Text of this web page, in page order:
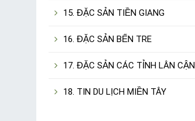
15. ĐẶC SẢN TIỀN GIANG
16. ĐẶC SẢN BẾN TRE
17. ĐẶC SẢN CÁC TỈNH LÂN CẬN
18. TIN DU LỊCH MIỀN TÂY